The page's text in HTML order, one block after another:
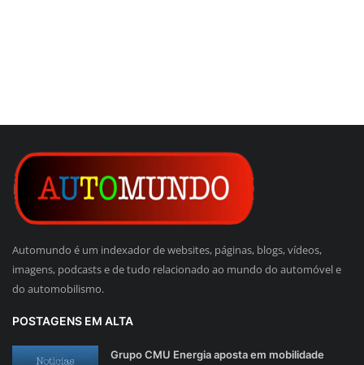
Automundo é um indexador de websites, páginas, blogs, vídeos,
imagens, podcasts e de tudo relacionado ao mundo do automóvel e
do automobilismo.
POSTAGENS EM ALTA
Grupo CMU Energia aposta em mobilidade